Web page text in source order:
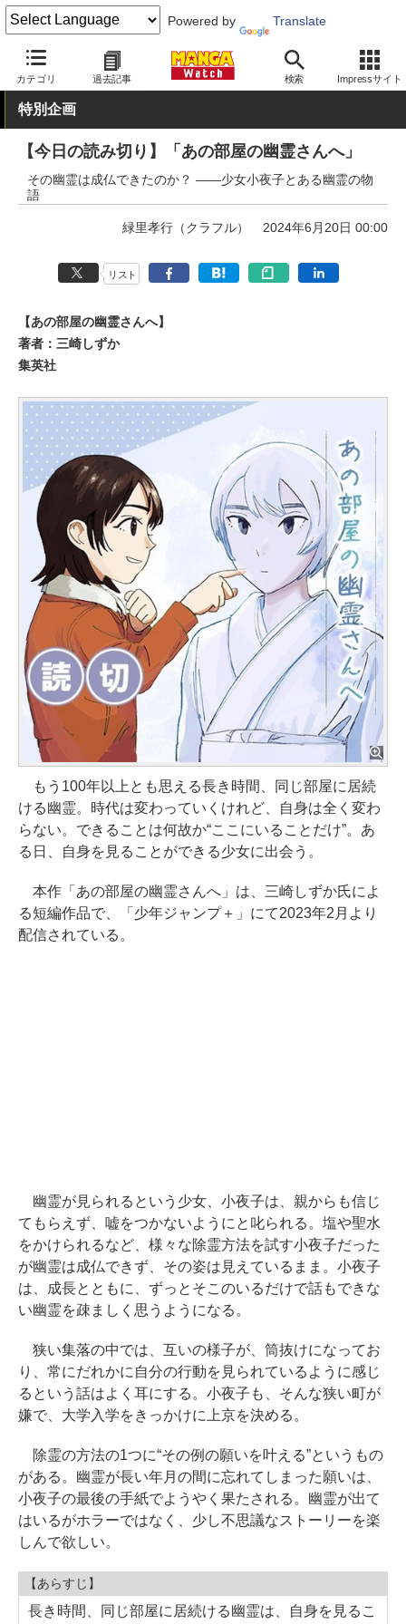
Powered by Translate
カテゴリ 過去記事 検索 Impressサイト
MANGA Watch 読切
特別企画
【今日の読み切り】「あの部屋の幽霊さんへ」
その幽霊は成仏できたのか？ ――少女小夜子とある幽霊の物
語
緑里孝行（クラフル） 2024年6月20日 00:00
リスト
【あの部屋の幽霊さんへ】
著者：三崎しずか
集英社
もう100年以上とも思える長き時間、同じ部屋に居続
ける幽霊。時代は変わっていくけれど、自身は全く変わ
らない。できることは何故か“ここにいることだけ”。あ
る日、自身を見ることができる少女に出会う。
本作「あの部屋の幽霊さんへ」は、三崎しずか氏によ
る短編作品で、「少年ジャンプ＋」にて2023年2月より
配信されている。
幽霊が見られるという少女、小夜子は、親からも信じ
てもらえず、嘘をつかないようにと叱られる。塩や聖水
をかけられるなど、様々な除霊方法を試す小夜子だった
が幽霊は成仏できず、その姿は見えているまま。小夜子
は、成長とともに、ずっとそこのいるだけで話もできな
い幽霊を疎ましく思うようになる。
狭い集落の中では、互いの様子が、筒抜けになってお
り、常にだれかに自分の行動を見られているように感じ
るという話はよく耳にする。小夜子も、そんな狭い町が
嫌で、大学入学をきっかけに上京を決める。
除霊の方法の1つに“その例の願いを叶える”というもの
がある。幽霊が長い年月の間に忘れてしまった願いは、
小夜子の最後の手紙でようやく果たされる。幽霊が出て
はいるがホラーではなく、少し不思議なストーリーを楽
しんで欲しい。
【あらすじ】
長き時間、同じ部屋に居続ける幽霊は、自身を見るこ